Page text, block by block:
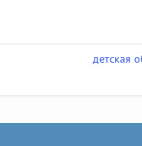
детская